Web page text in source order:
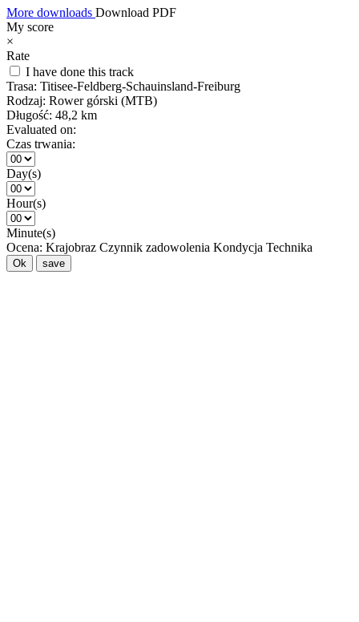
More downloads Download PDF
My score
×
Rate
I have done this track
Trasa: Titisee-Feldberg-Schauinsland-Freiburg
Rodzaj: Rower górski (MTB)
Długość: 48,2 km
Evaluated on:
Czas trwania:
Day(s)
Hour(s)
Minute(s)
Ocena: Krajobraz Czynnik zadowolenia Kondycja Technika
Ok save